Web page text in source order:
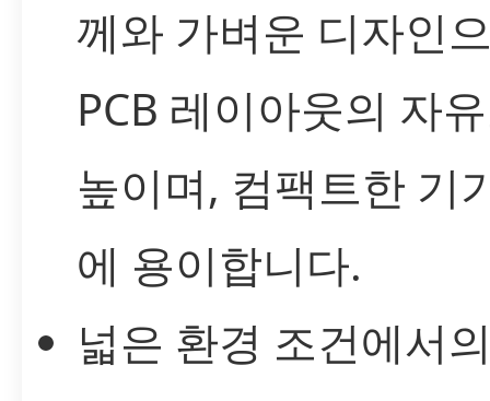
께와 가벼운 디자인
PCB 레이아웃의 자
높이며, 컴팩트한 기
에 용이합니다.
넓은 환경 조건에서